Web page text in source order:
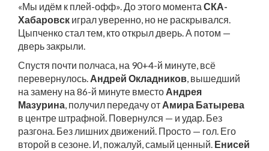
«Мы идём к плей-офф». До этого момента СКА-
Хабаровск играл уверенно, но не раскрывался.
Цыпченко стал тем, кто открыл дверь. А потом —
дверь закрыли.
Спустя почти полчаса, на 90+4-й минуте, всё
перевернулось. Андрей Окладников, вышедший
на замену на 86-й минуте вместо Андрея
Мазурина, получил передачу от Амира Батырева
в центре штрафной. Повернулся — и удар. Без
разгона. Без лишних движений. Просто — гол. Его
второй в сезоне. И, пожалуй, самый ценный. Енисей